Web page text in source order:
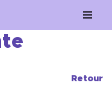
Retour